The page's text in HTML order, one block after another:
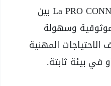
يجمع جهاز La PRO CONNECT 5G بين
وسهولة
الاحتياجات المهنية
في بيئة ثابتة.